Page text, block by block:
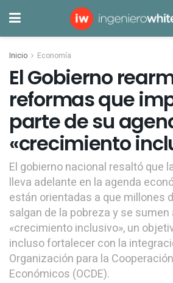
Inicio Economía
El Gobierno
reformas que
parte de su
«crecimiento
El gobierno nacional resaltó que
lleva adelante en la agenda
están orientadas a que millones
salgan de la pobreza y se sumen
«crecimiento inclusivo», un
incluso fortalecer con la
Organización para la
Económicos (OCDE).